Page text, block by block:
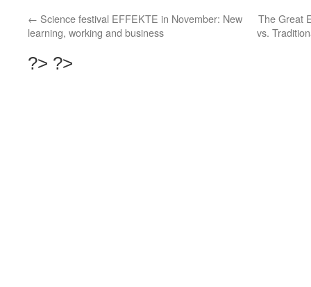
← Science festival EFFEKTE in November: New
learning, working and business
The Great
vs.
?> ?>